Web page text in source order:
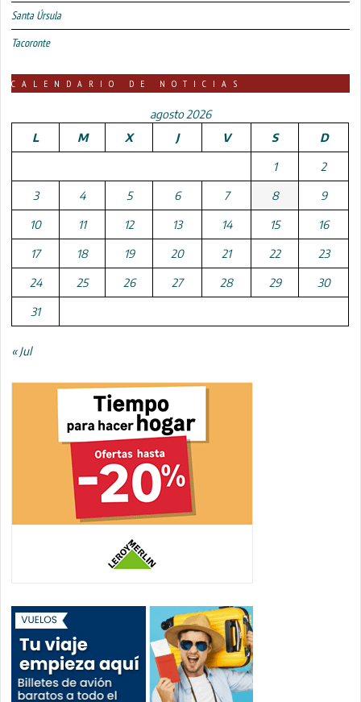
Santa Úrsula
Tacoronte
CALENDARIO DE NOTICIAS
agosto 2026
L
M X J V S D
1 2
3 4 5 6 7 8 9
10 11 12 13 14 15 16
17 18 19 20 21 22 23
24 25 26 27 28 29 30
31
« Jul